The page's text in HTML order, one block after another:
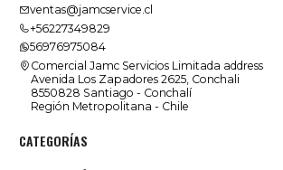
ventas@jamcservice.cl
+56227349829
56976975084
Comercial Jamc Servicios Limitada address
Avenida Los Zapadores 2625, Conchali
8550828 Santiago - Conchalí
Región Metropolitana - Chile
CATEGORÍAS